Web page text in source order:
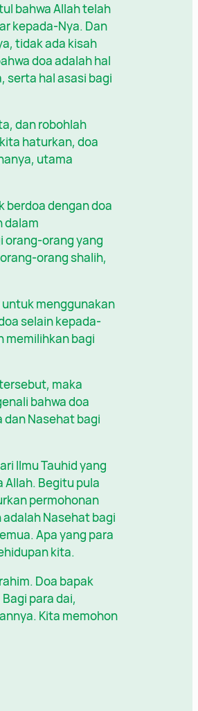
bahwa Allah telah
kepada-Nya. Dan
tidak ada kisah
doa adalah hal
serta hal asasi bagi
dan robohlah
haturkan, doa
utama
berdoa dengan doa
dalam
orang-orang yang
orang shalih,
menggunakan
selain kepada-
memilihkan bagi
maka
bahwa doa
dan Nasehat bagi
Ilmu Tauhid yang
Begitu pula
permohonan
Nasehat bagi
Apa yang para
kita.
Doa bapak
para dai,
Kita memohon